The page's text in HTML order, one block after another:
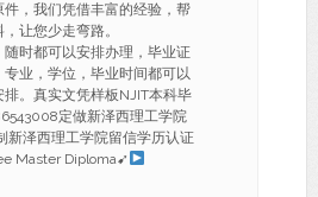
件，我们凭借丰富的经验，帮
让您少走弯路。
随时都可以安排办理，毕业证
专业，学位，毕业时间都可以
。真实文凭样板NJIT本科毕
定做新泽西理工学院
新泽西理工学院留信学历认证
Master Diploma➹